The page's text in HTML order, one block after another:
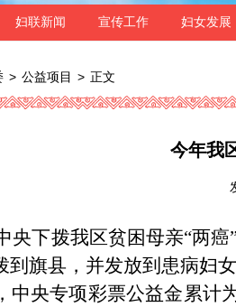
妇联新闻 宣传工作 妇女发展
> 公益项目 > 正文
今年我
央下拨我区贫困母亲“两
到旗县，并发放到患病妇
中央专项彩票公益金累计